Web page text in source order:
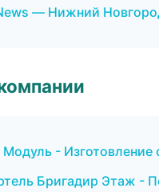
— Нижний
-
Бригадир Этаж -